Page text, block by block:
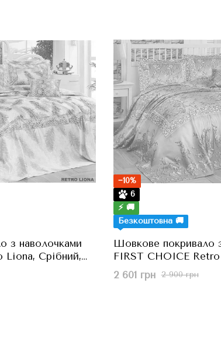
з наволочками
Срібний,
−10%
6
⚡ 🚚
Безкоштовна 🚚
Шовкове покривало
FIRST CHOICE
Кава, 240x260 см
2 900 грн
2 601 грн